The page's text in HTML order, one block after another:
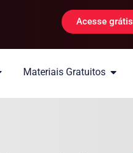
Acesse grátis
Materiais Gratuitos